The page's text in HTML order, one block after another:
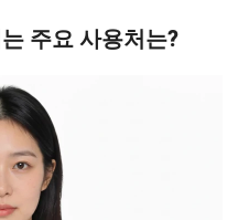
주요 사용처는?